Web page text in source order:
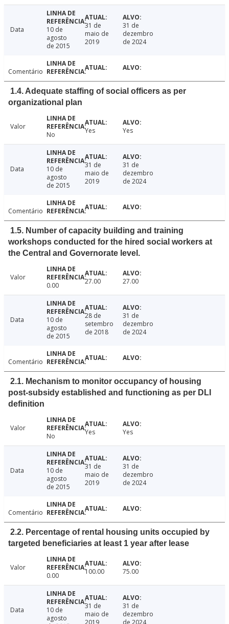
Data
10 de
agosto
de 2015
31 de
maio de
2019
31 de
dezembro
de 2024
Comentário
1.4. Adequate staffing of social officers as per
organizational plan
Valor
No
Yes Yes
Data
10 de
agosto
de 2015
31 de
maio de
2019
31 de
dezembro
de 2024
Comentário
1.5. Number of capacity building and training
workshops conducted for the hired social workers at
the Central and Governorate level.
Valor
0.00
27.00 27.00
Data
10 de
agosto
de 2015
28 de
setembro
de 2018
31 de
dezembro
de 2024
Comentário
2.1. Mechanism to monitor occupancy of housing
post-subsidy established and functioning as per DLI
definition
Valor
No
Yes Yes
Data
10 de
agosto
de 2015
31 de
maio de
2019
31 de
dezembro
de 2024
Comentário
2.2. Percentage of rental housing units occupied by
targeted beneficiaries at least 1 year after lease
Valor
0.00
100.00 75.00
Data
10 de
agosto
31 de
maio de
2019
31 de
dezembro
de 2024